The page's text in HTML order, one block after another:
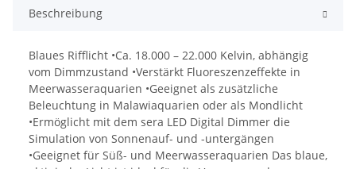
Beschreibung
Blaues Rifflicht •Ca. 18.000 – 22.000 Kelvin, abhängig
vom Dimmzustand •Verstärkt Fluoreszenzeffekte in
Meerwasseraquarien •Geeignet als zusätzliche
Beleuchtung in Malawiaquarien oder als Mondlicht
•Ermöglicht mit dem sera LED Digital Dimmer die
Simulation von Sonnenauf- und -untergängen
•Geeignet für Süß- und Meerwasseraquarien Das blaue,